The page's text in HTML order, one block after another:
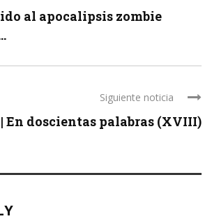
al apocalipsis zombie
Siguiente noticia
En doscientas palabras (XVIII)